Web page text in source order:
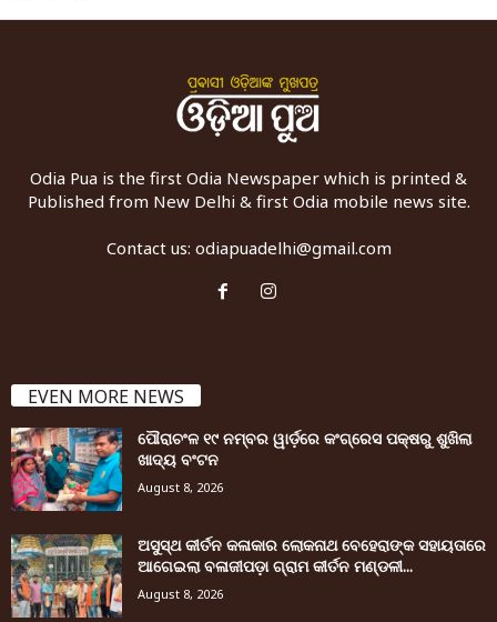
Odia Pua is the first Odia Newspaper which is printed &
Published from New Delhi & first Odia mobile news site.
Contact us: odiapuadelhi@gmail.com
EVEN MORE NEWS
ପୌରାଚଂଳ ୧୯ ନମ୍ବର ୱାର୍ଡ଼ରେ କଂଗ୍ରେସ ପକ୍ଷରୁ ଶୁଖିଲା
ଖାଦ୍ୟ ବଂଟନ
August 8, 2026
ଅସୁସ୍ଥ କୀର୍ତନ କଳାକାର ଲୋକନାଥ ବେହେରାଙ୍କ ସହାୟତାରେ
ଆଗେଇଲା ବଳାଜୀପଡ଼ା ଗ୍ରାମ କୀର୍ତନ ମଣ୍ଡଳୀ...
August 8, 2026